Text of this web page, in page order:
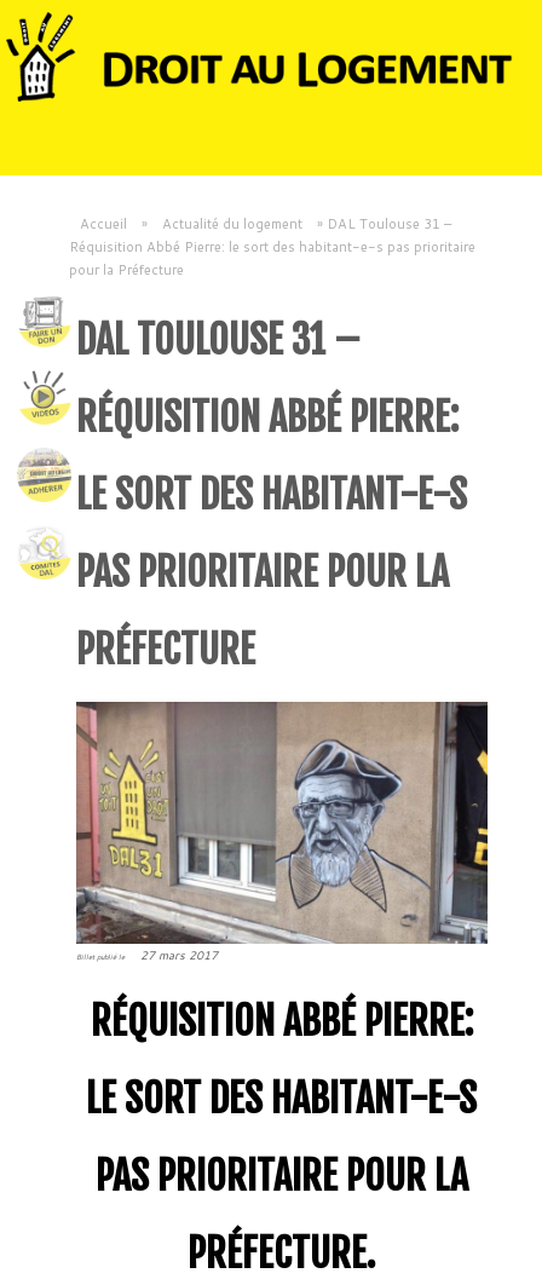
Accueil » Actualité du logement » DAL Toulouse 31 –
Réquisition Abbé Pierre: le sort des habitant-e-s pas prioritaire
pour la Préfecture
DAL TOULOUSE 31 –
RÉQUISITION ABBÉ PIERRE:
LE SORT DES HABITANT-E-S
PAS PRIORITAIRE POUR LA
PRÉFECTURE
Billet publié le 27 mars 2017
RÉQUISITION ABBÉ PIERRE:
LE SORT DES HABITANT-E-S
PAS PRIORITAIRE POUR LA
PRÉFECTURE.